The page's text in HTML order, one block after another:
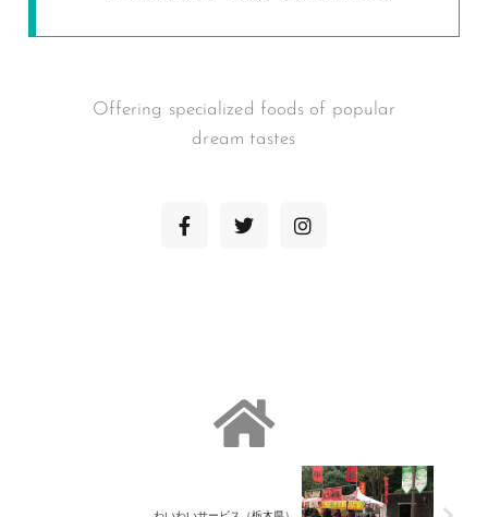
Offering specialized foods of popular
dream tastes